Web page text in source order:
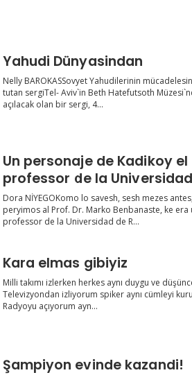
Yahudi Dünyasindan
Nelly BAROKASSovyet Yahudilerinin
tutan sergiTel- Aviv`in Beth Hatefutsoth
açılacak olan bir sergi, 4...
Un personaje de Kadikoy el
professor de la
Roma: Prof. Marko
Dora NİYEGOKomo lo savesh, sesh mezes
peryimos al Prof. Dr. Marko Benbanaste, ke era
professor de la Universidad de R...
Kara elmas gibiyiz
Milli takımı izlerken herkes aynı duygu ve
Televizyondan izliyorum spiker aynı cümleyi
Radyoyu açıyorum ayn...
Şampiyon evinde kazandi!